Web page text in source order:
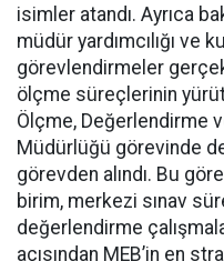
isimler atandı. Ayrıca
müdür yardımcılığı ve
görevlendirmeler
ölçme süreçlerinin
Ölçme, Değerlendirme
Müdürlüğü görevinde
görevden alındı. Bu
birim, merkezi sınav
değerlendirme
açısından MEB’in en